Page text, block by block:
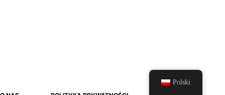
Polski